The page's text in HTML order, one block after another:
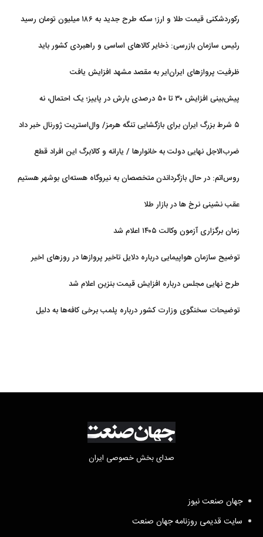
رکوردشکنی قیمت طلا و ارز؛ سکه طرح جدید به ۱۸۶ میلیون تومان رسید
رئیس سازمان بازرسی: ذخایر کالاهای اساسی و راهبردی کشور باید
ظرفیت پروازهای ایران‌ایر به مقصد مشهد افزایش یافت
پیش‌بینی افزایش ۳۰ تا ۵۰ درصدی بارش در پاییز؛ یک احتمال، نه
۵ شرط بزرگ ایران برای بازگشایی تنگه هرمز/ وال‌استریت ژورنال خبر داد
ضرب‌الاجل نهایی دولت به خانوارها / یارانه و کالابرگ این افراد قطع
روس‌اتم: در حال بازگرداندن متخصصان به نیروگاه هسته‌ای بوشهر هستیم
عقب نشینی نرخ ها در بازار طلا
زمان برگزاری آزمون وکالت ۱۴۰۵ اعلام شد
توضیح سازمان هواپیمایی درباره دلایل تاخیر پروازها در روزهای اخیر
طرح نهایی مجلس درباره افزایش قیمت بنزین اعلام شد
توضیحات سخنگوی وزارت کشور درباره پلمب برخی کافه‌ها به دلیل
صدای بخش خصوصی ایران
جهان صنعت نیوز
سایت قدیمی روزنامه جهان صنعت